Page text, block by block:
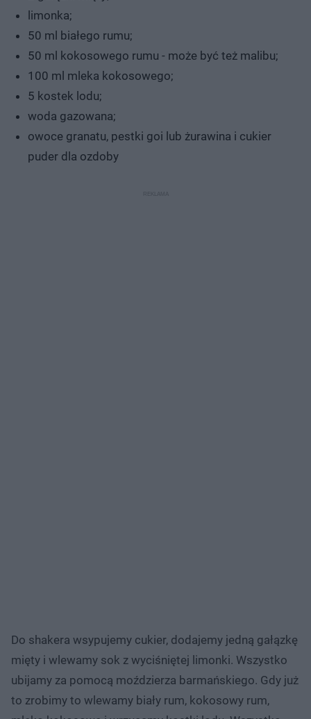
limonka;
50 ml białego rumu;
50 ml kokosowego rumu - może być też malibu;
100 ml mleka kokosowego;
5 kostek lodu;
woda gazowana;
owoce granatu, pestki goi lub żurawina i cukier
puder dla ozdoby
Do shakera wsypujemy cukier, dodajemy jedną gałązkę
mięty i wlewamy sok z wyciśniętej limonki. Wszystko
ubijamy za pomocą moździerza barmańskiego. Gdy już
to zrobimy to wlewamy biały rum, kokosowy rum,